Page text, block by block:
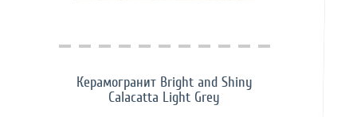
Купить в 1 клик
Керамогранит Bright and Shiny
Calacatta Light Grey